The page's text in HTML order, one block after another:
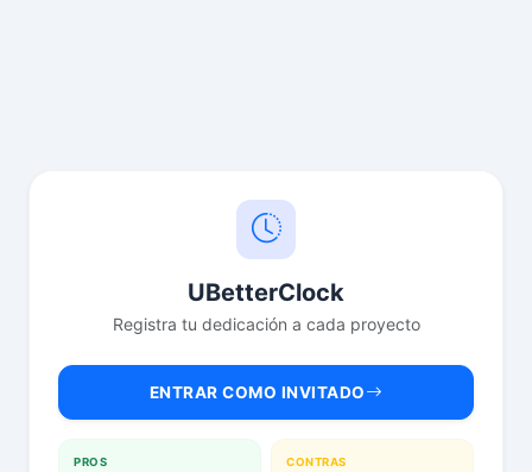
UBetterClock
Registra tu dedicación a cada proyecto
ENTRAR COMO INVITADO
PROS CONTRAS